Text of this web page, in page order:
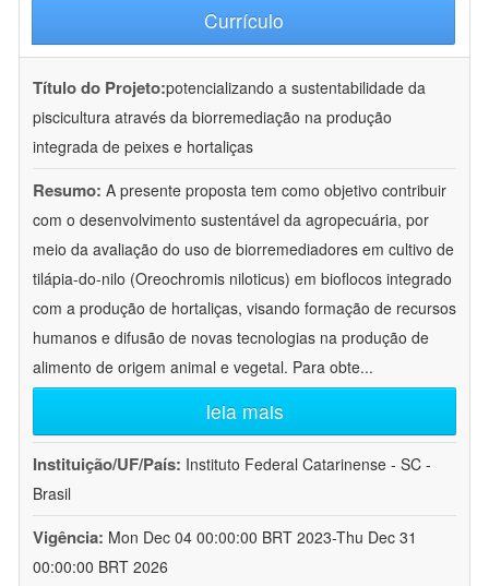
Currículo
Título do Projeto:potencializando a sustentabilidade da
piscicultura através da biorremediação na produção
integrada de peixes e hortaliças
Resumo: A presente proposta tem como objetivo contribuir
com o desenvolvimento sustentável da agropecuária, por
meio da avaliação do uso de biorremediadores em cultivo de
tilápia-do-nilo (Oreochromis niloticus) em bioflocos integrado
com a produção de hortaliças, visando formação de recursos
humanos e difusão de novas tecnologias na produção de
alimento de origem animal e vegetal. Para obte...
leia mais
Instituição/UF/País: Instituto Federal Catarinense - SC -
Brasil
Vigência: Mon Dec 04 00:00:00 BRT 2023-Thu Dec 31
00:00:00 BRT 2026